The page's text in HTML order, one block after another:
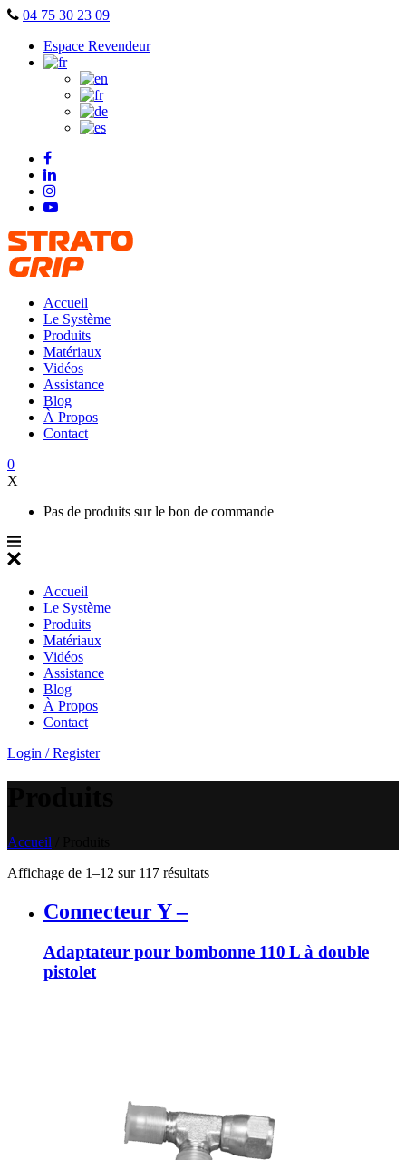
Skip
content
04 75 30 23 09
Espace Revendeur
Accueil
Le Système
Produits
Matériaux
Vidéos
Assistance
Blog
À Propos
Contact
0
X
Pas de produits sur le bon de commande
Accueil
Le Système
Produits
Matériaux
Vidéos
Assistance
Blog
À Propos
Contact
Login / Register
Accueil
Affichage de 1–12 sur 117 résultats
Connecteur Y –
Adaptateur pour bombonne 110 L à double
pistolet